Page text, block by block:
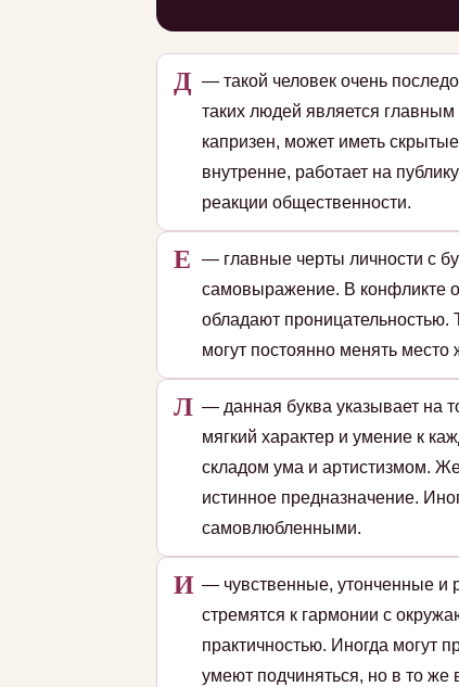
Д — такой человек очень
таких людей является
капризен, может иметь
внутренне, работает на
реакции общественности.
Е
— главные черты личности с
самовыражение. В конфликте
обладают проницательностью.
могут постоянно менять
Л — данная буква указывает на
мягкий характер и умение к
складом ума и артистизмом.
истинное предназначение.
самовлюбленными.
И — чувственные, утонченные и
стремятся к гармонии с
практичностью. Иногда могут
умеют подчиняться, но в то же